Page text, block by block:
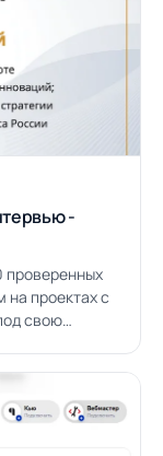
-
проверенных
проектах с
свою